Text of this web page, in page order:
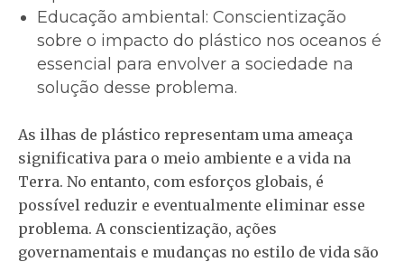
Educação ambiental: Conscientização
sobre o impacto do plástico nos oceanos é
essencial para envolver a sociedade na
solução desse problema.
As ilhas de plástico representam uma ameaça
significativa para o meio ambiente e a vida na
Terra. No entanto, com esforços globais, é
possível reduzir e eventualmente eliminar esse
problema. A conscientização, ações
governamentais e mudanças no estilo de vida são